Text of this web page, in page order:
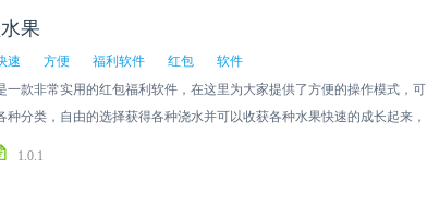
果
速 方便 福利软件 红包
软件
一款非常实用的红包福利软件，在这里为大家提供了方便的操作模式，可
种分类，自由的选择获得各种浇水并可以收获各种水果快速的成长起来，
1.0.1